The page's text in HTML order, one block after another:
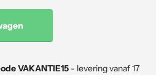
VAKANTIE15 - levering vanaf 17